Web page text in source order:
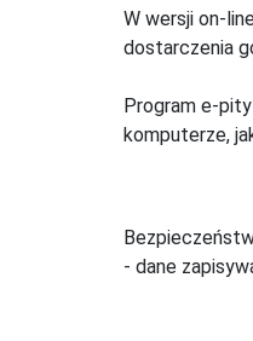
W wersji on-
dostarczenia
Program e-
komputerze,
- dane